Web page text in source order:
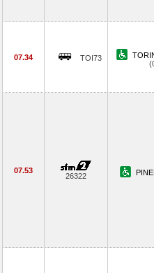
07.34 TOI73
07.53
26322